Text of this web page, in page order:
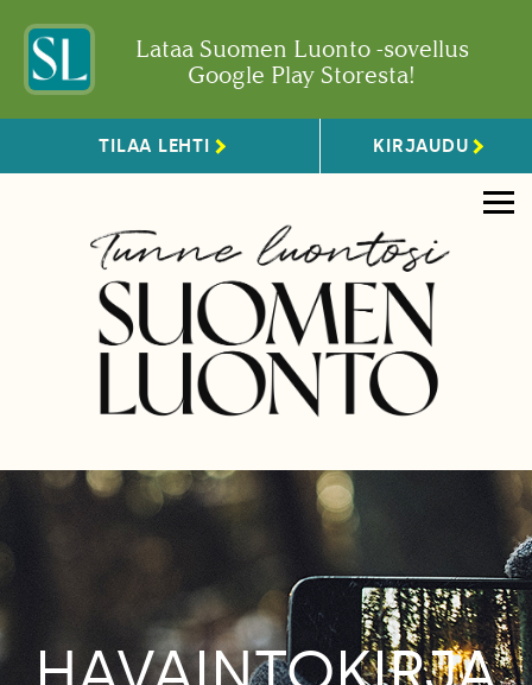
Lataa Suomen Luonto -sovellus
Google Play Storesta!
TILAA LEHTI KIRJAUDU